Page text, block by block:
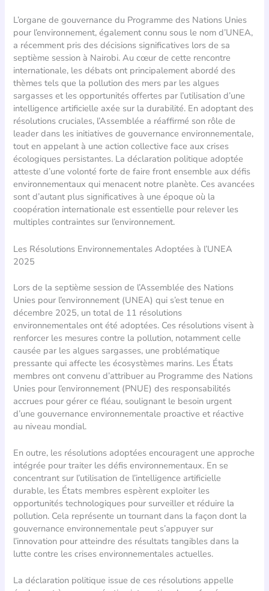
L’organe de gouvernance du Programme des Nations Unies
pour l’environnement, également connu sous le nom d’UNEA,
a récemment pris des décisions significatives lors de sa
septième session à Nairobi. Au cœur de cette rencontre
internationale, les débats ont principalement abordé des
thèmes tels que la pollution des mers par les algues
sargasses et les opportunités offertes par l’utilisation d’une
intelligence artificielle axée sur la durabilité. En adoptant des
résolutions cruciales, l’Assemblée a réaffirmé son rôle de
leader dans les initiatives de gouvernance environnementale,
tout en appelant à une action collective face aux crises
écologiques persistantes. La déclaration politique adoptée
atteste d’une volonté forte de faire front ensemble aux défis
environnementaux qui menacent notre planète. Ces avancées
sont d’autant plus significatives à une époque où la
coopération internationale est essentielle pour relever les
multiples contraintes sur l’environnement.
Les Résolutions Environnementales Adoptées à l’UNEA
2025
Lors de la septième session de l’Assemblée des Nations
Unies pour l’environnement (UNEA) qui s’est tenue en
décembre 2025, un total de 11 résolutions
environnementales ont été adoptées. Ces résolutions visent à
renforcer les mesures contre la pollution, notamment celle
causée par les algues sargasses, une problématique
pressante qui affecte les écosystèmes marins. Les États
membres ont convenu d’attribuer au Programme des Nations
Unies pour l’environnement (PNUE) des responsabilités
accrues pour gérer ce fléau, soulignant le besoin urgent
d’une gouvernance environnementale proactive et réactive
au niveau mondial.
En outre, les résolutions adoptées encouragent une approche
intégrée pour traiter les défis environnementaux. En se
concentrant sur l’utilisation de l’intelligence artificielle
durable, les États membres espèrent exploiter les
opportunités technologiques pour surveiller et réduire la
pollution. Cela représente un tournant dans la façon dont la
gouvernance environnementale peut s’appuyer sur
l’innovation pour atteindre des résultats tangibles dans la
lutte contre les crises environnementales actuelles.
La déclaration politique issue de ces résolutions appelle